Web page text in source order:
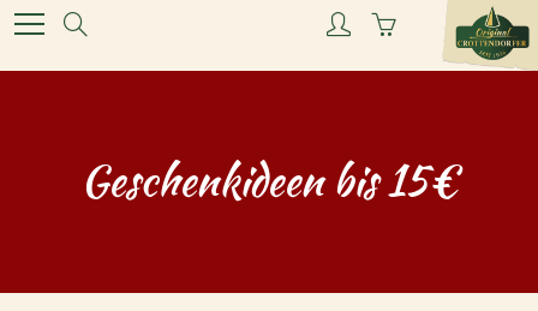
Skip
to
Content
Geschenkideen bis 15€